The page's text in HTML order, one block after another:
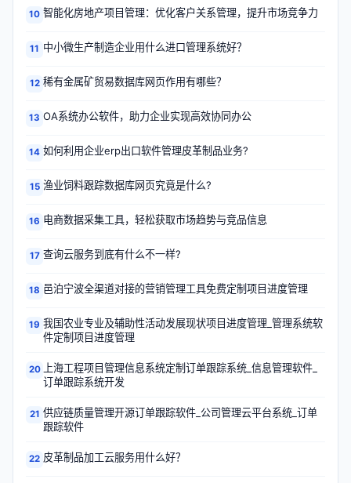
10 智能化房地产项目管理：优化客户关系管理，提升市场竞争力
11 中小微生产制造企业用什么进口管理系统好？
12 稀有金属矿贸易数据库网页作用有哪些？
13 OA系统办公软件，助力企业实现高效协同办公
14 如何利用企业erp出口软件管理皮革制品业务?
15 渔业饲料跟踪数据库网页究竟是什么?
16 电商数据采集工具，轻松获取市场趋势与竞品信息
17 查询云服务到底有什么不一样?
18 邑泊宁波全渠道对接的营销管理工具免费定制项目进度管理
19 我国农业专业及辅助性活动发展现状项目进度管理_管理系统软
件定制项目进度管理
20
上海工程项目管理信息系统定制订单跟踪系统_信息管理软件_
订单跟踪系统开发
21 供应链质量管理开源订单跟踪软件_公司管理云平台系统_订单
跟踪软件
22 皮革制品加工云服务用什么好？